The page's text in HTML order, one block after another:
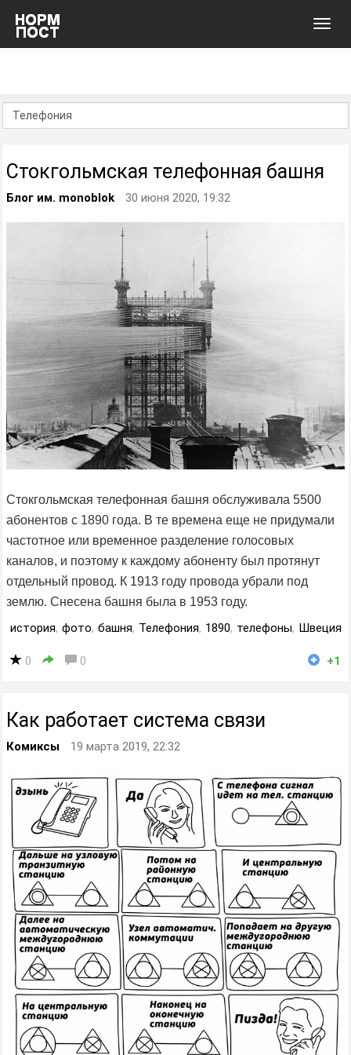
Стокгольмская телефонная башня
Блог им. monoblok 30 июня 2020, 19:32
Стокгольмская телефонная башня обслуживала 5500
абонентов с 1890 года. В те времена еще не придумали
частотное или временное разделение голосовых
каналов, и поэтому к каждому абоненту был протянут
отдельный провод. К 1913 году провода убрали под
землю. Снесена башня была в 1953 году.
история, фото, башня, Телефония, 1890, телефоны, Швеция
0 0 +1
Как работает система связи
Комиксы 19 марта 2019, 22:32